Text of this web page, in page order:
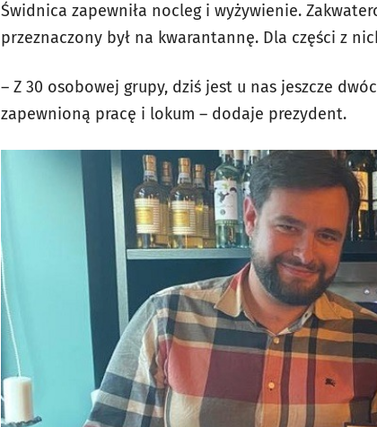
Świdnica zapewniła nocleg i wyżywienie.
przeznaczony był na kwarantannę. Dla części z
– Z 30 osobowej grupy, dziś jest u nas jeszcze
zapewnioną pracę i lokum – dodaje prezydent.